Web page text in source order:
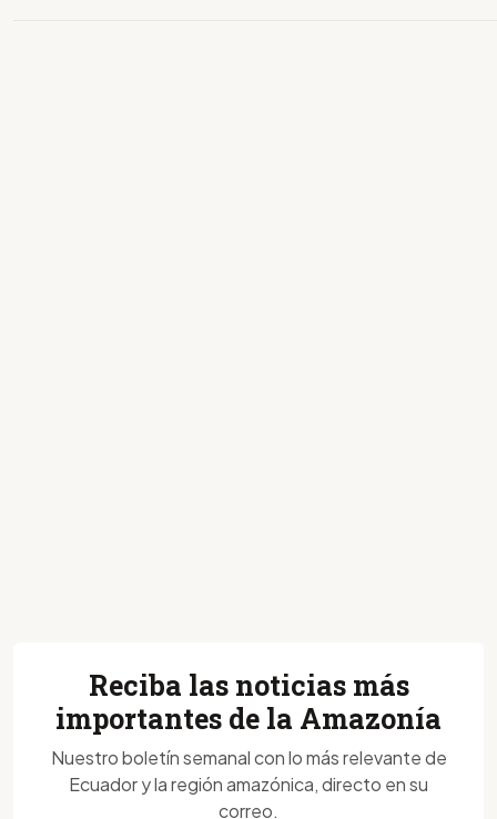
Reciba las noticias más
importantes de la Amazonía
Nuestro boletín semanal con lo más relevante de
Ecuador y la región amazónica, directo en su
correo.